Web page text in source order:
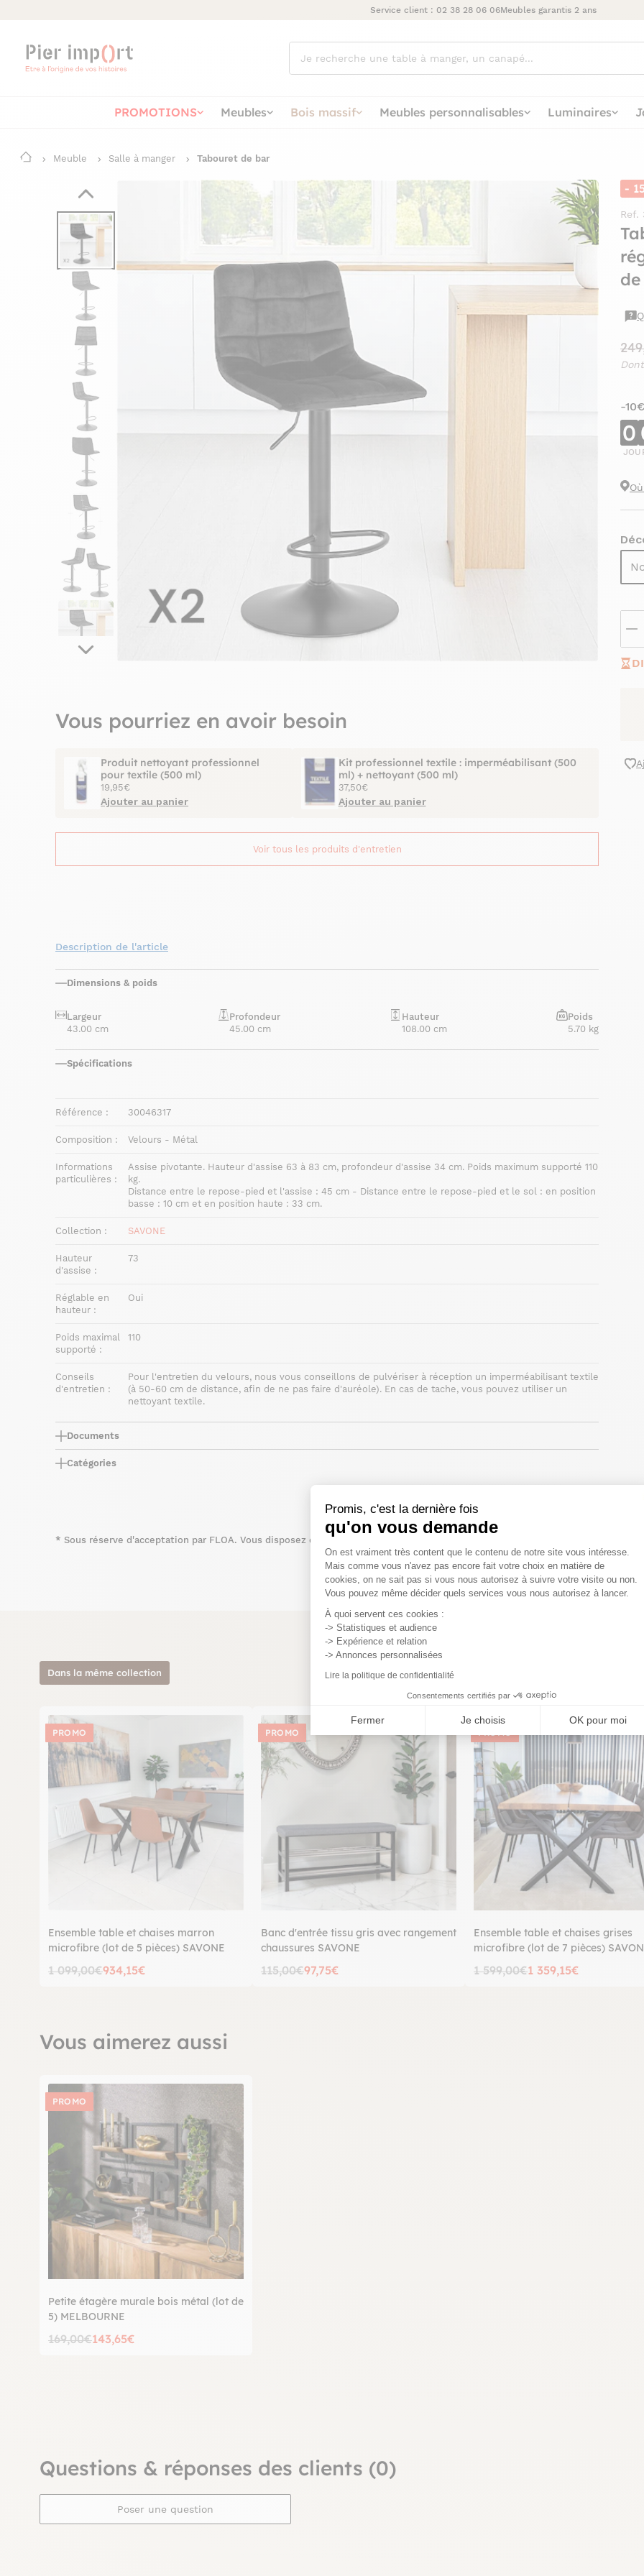
Promis, c'est la dernière fois
qu'on vous demande
Plateforme de Gestion du
On est vraiment très content que le contenu de notre site vous intéresse.
Mais comme vous n'avez pas encore fait votre choix en matière de
cookies, on ne sait pas si vous nous autorisez à suivre votre visite ou non.
Vous pouvez même décider quels services vous nous autorisez à lancer.
À quoi servent ces cookies :
-> Statistiques et audience
-> Expérience et relation
-> Annonces personnalisées
Lire la politique de confidentialité
Consentements certifiés par
Fermer Je choisis OK pour moi
Service client : 02 38 28 06 06Meubles garantis 2 ans
cherchez
vous ?
PROMOTIONS Meubles Bois massif Meubles personnalisables Luminaires
Meuble Salle à manger Tabouret de bar
-
Ref.
-
0
Vous pourriez en avoir besoin
Produit nettoyant professionnel
pour textile (500 ml)
19,95€
Ajouter au panier
Kit professionnel textile : imperméabilisant (500
ml) + nettoyant (500 ml)
37,50€
Ajouter au panier
Voir tous les produits d'entretien
Description de l'article
Dimensions & poids
Largeur
43.00 cm
Profondeur
45.00 cm
Hauteur
108.00 cm
Poids
5.70 kg
Spécifications
Référence : 30046317
Composition : Velours - Métal
Informations
particulières :
Assise pivotante. Hauteur d'assise 63 à 83 cm, profondeur d'assise 34 cm. Poids maximum supporté 110
kg.
Distance entre le repose-pied et l'assise : 45 cm - Distance entre le repose-pied et le sol : en position
basse : 10 cm et en position haute : 33 cm.
Collection : SAVONE
Hauteur
d'assise :
73
Réglable en
hauteur :
Oui
Poids maximal
supporté :
110
Conseils
d'entretien :
Pour l'entretien du velours, nous vous conseillons de pulvériser à réception un imperméabilisant textile
(à 50-60 cm de distance, afin de ne pas faire d'auréole). En cas de tache, vous pouvez utiliser un
nettoyant textile.
Documents
Catégories
* Sous réserve d'acceptation par FLOA. Vous disposez du délai légal de rétractation.
Dans la même collection
PROMO
Ensemble table et chaises marron
microfibre (lot de 5 pièces) SAVONE
1 099,00€934,15€
PROMO
Banc d'entrée tissu gris avec rangement
chaussures SAVONE
115,00€97,75€
PROMO
Ensemble table et chaises grises
microfibre (lot de 7 pièces)
1 599,00€1 359,15€
Vous aimerez aussi
PROMO
Petite étagère murale bois métal (lot de
5) MELBOURNE
169,00€143,65€
Questions & réponses des clients (0)
Poser une question